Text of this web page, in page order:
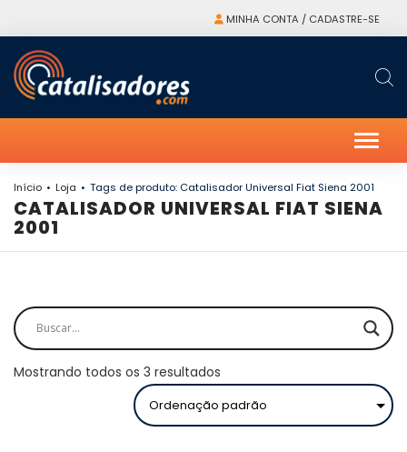
MINHA CONTA / CADASTRE-SE
Início Loja Tags de produto: Catalisador Universal Fiat Siena 2001
CATALISADOR UNIVERSAL FIAT SIENA
2001
Mostrando todos os 3 resultados